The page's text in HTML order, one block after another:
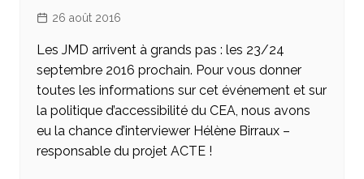
26 août 2016
Les JMD arrivent à grands pas : les 23/24
septembre 2016 prochain. Pour vous donner
toutes les informations sur cet événement et sur
la politique d’accessibilité du CEA, nous avons
eu la chance d’interviewer Hélène Birraux –
responsable du projet ACTE !